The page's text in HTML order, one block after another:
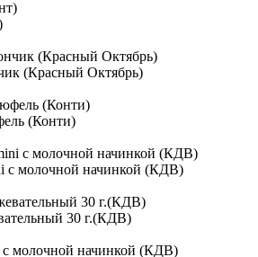
(Красный Октябрь)
(Конти)
c молочной начинкой (КДВ)
30 г.(КДВ)